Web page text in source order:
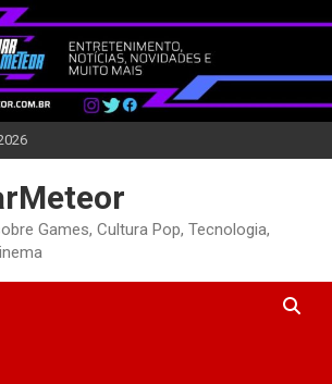
Games, Cultura Pop, Tecnologia,